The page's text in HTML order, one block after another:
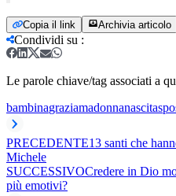
Copia il link Archivia articolo
Condividi su :
Le parole chiave/tag associati a
bambinagraziamadonnanascita
PRECEDENTE13 santi che
Michele
SUCCESSIVOCredere in Dio
più emotivi?